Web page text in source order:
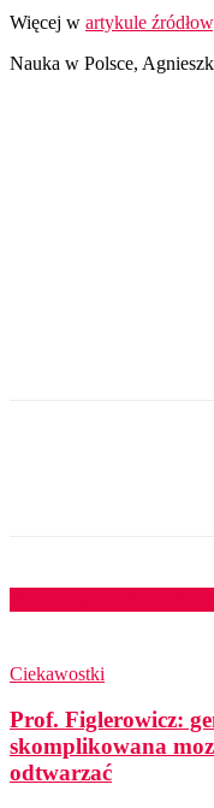
Więcej w artykule
Nauka w Polsce,
Ciekawostki
Prof. Figlerowicz:
skomplikowana
odtwarzać